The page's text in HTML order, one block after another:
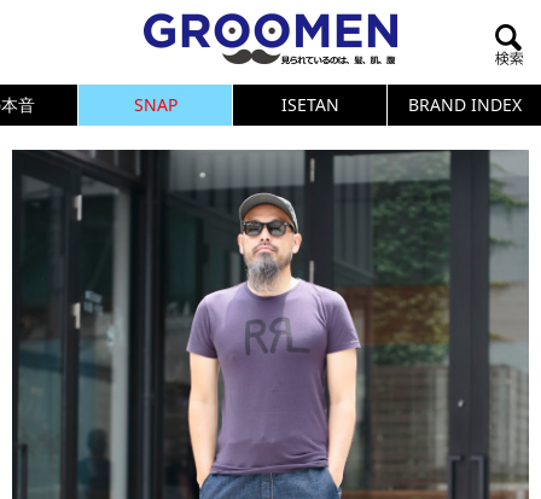
音 SNAP ISETAN BRAND INDEX